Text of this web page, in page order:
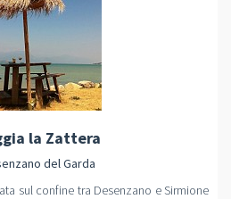
la Zattera
del Garda
sul confine tra Desenzano e Sirmione